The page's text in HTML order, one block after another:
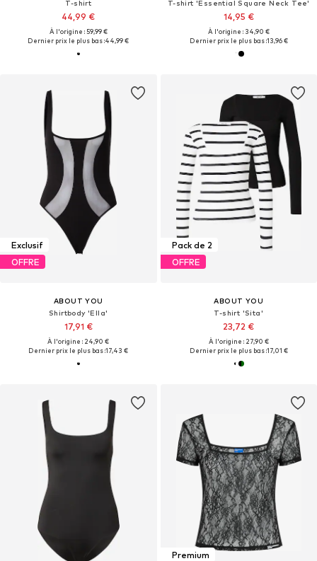
T-shirt
44,99 €
À l'origine : 59,99 €
Dernier prix le plus bas :44,99 €
T-shirt 'Essential Square Neck Tee'
14,95 €
À l'origine : 34,90 €
Dernier prix le plus bas :13,96 €
Exclusif
OFFRE
ABOUT YOU
Shirtbody 'Ella'
17,91 €
À l'origine : 24,90 €
Dernier prix le plus bas :17,43 €
Pack de 2
OFFRE
ABOUT YOU
T-shirt 'Sita'
23,72 €
À l'origine : 27,90 €
Dernier prix le plus bas :17,01 €
Premium